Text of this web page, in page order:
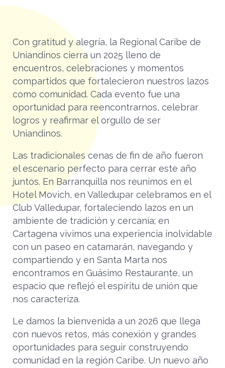
Con gratitud y alegría, la Regional Caribe de
Uniandinos cierra un 2025 lleno de
encuentros, celebraciones y momentos
compartidos que fortalecieron nuestros lazos
como comunidad. Cada evento fue una
oportunidad para reencontrarnos, celebrar
logros y reafirmar el orgullo de ser
Uniandinos.
Las tradicionales cenas de fin de año fueron
el escenario perfecto para cerrar este año
juntos. En Barranquilla nos reunimos en el
Hotel Movich, en Valledupar celebramos en el
Club Valledupar, fortaleciendo lazos en un
ambiente de tradición y cercanía; en
Cartagena vivimos una experiencia inolvidable
con un paseo en catamarán, navegando y
compartiendo y en Santa Marta nos
encontramos en Guásimo Restaurante, un
espacio que reflejó el espíritu de unión que
nos caracteriza.
Le damos la bienvenida a un 2026 que llega
con nuevos retos, más conexión y grandes
oportunidades para seguir construyendo
comunidad en la región Caribe. Un nuevo año